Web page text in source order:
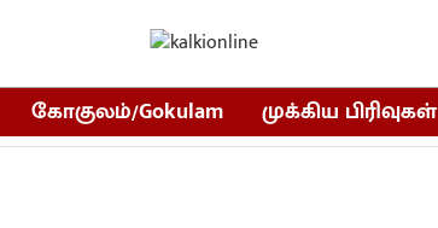
கோகுலம்/Gokulam முக்கிய பிரிவுகள்